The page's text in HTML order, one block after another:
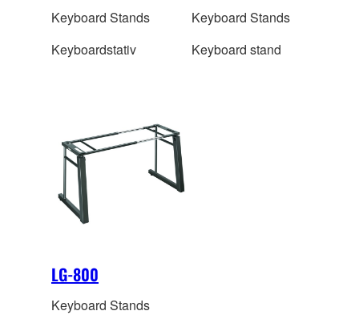
Keyboard Stands
Keyboardstativ
Keyboard Stands
Keyboard stand
LG-800
Keyboard Stands